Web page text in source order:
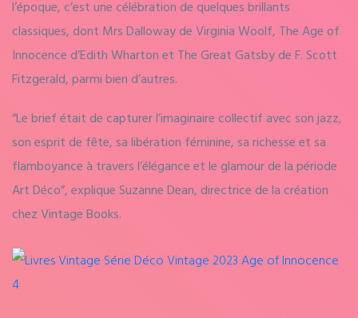
l’époque, c’est une célébration de quelques brillants
classiques, dont Mrs Dalloway de Virginia Woolf, The Age of
Innocence d’Edith Wharton et The Great Gatsby de F. Scott
Fitzgerald, parmi bien d’autres.
“Le brief était de capturer l’imaginaire collectif avec son jazz,
son esprit de fête, sa libération féminine, sa richesse et sa
flamboyance à travers l’élégance et le glamour de la période
Art Déco”, explique Suzanne Dean, directrice de la création
chez Vintage Books.